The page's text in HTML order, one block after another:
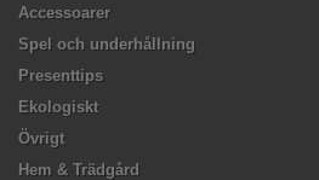
Accessoarer
Spel och underhållning
Presenttips
Ekologiskt
Övrigt
Hem & Trädgård